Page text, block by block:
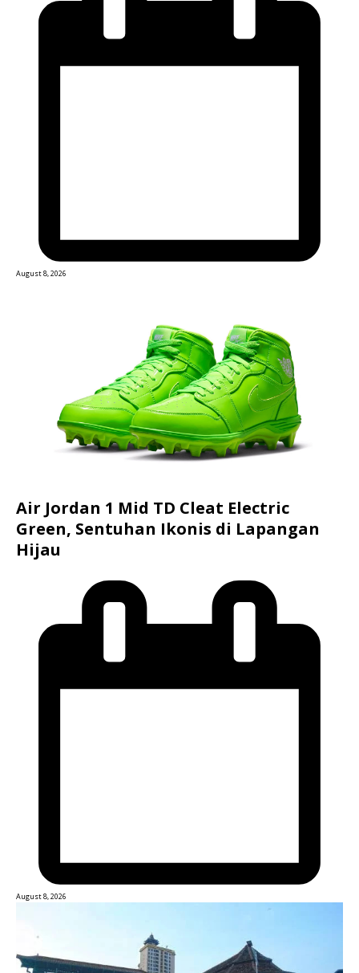
August 8, 2026
Air Jordan 1 Mid TD Cleat Electric
Green, Sentuhan Ikonis di Lapangan
Hijau
August 8, 2026